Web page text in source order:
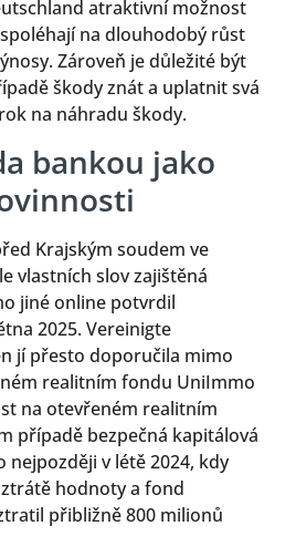
atraktivní možnost
na dlouhodobý růst
Zároveň je důležité být
škody znát a uplatnit svá
na náhradu škody.
bankou jako
Krajským soudem ve
vlastních slov zajištěná
jiné online potvrdil
2025. Vereinigte
jí přesto doporučila mimo
realitním fondu UniImmo
na otevřeném realitním
případě bezpečná kapitálová
nejpozději v létě 2024, kdy
hodnoty a fond
přibližně 800 milionů